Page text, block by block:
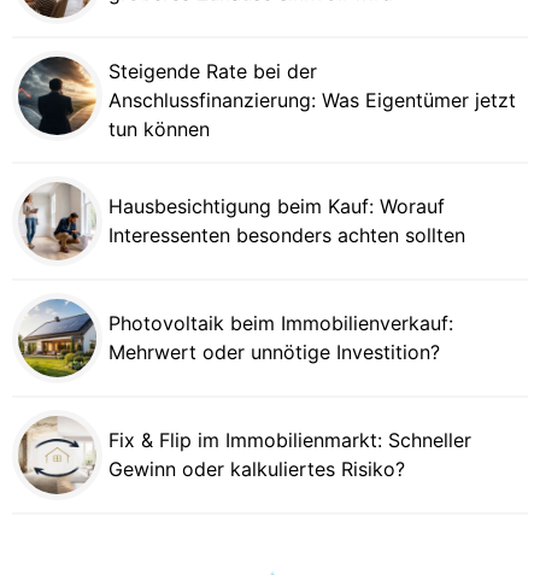
Steigende Rate bei der
Anschlussfinanzierung: Was Eigentümer jetzt
tun können
Hausbesichtigung beim Kauf: Worauf
Interessenten besonders achten sollten
Photovoltaik beim Immobilienverkauf:
Mehrwert oder unnötige Investition?
Fix & Flip im Immobilienmarkt: Schneller
Gewinn oder kalkuliertes Risiko?